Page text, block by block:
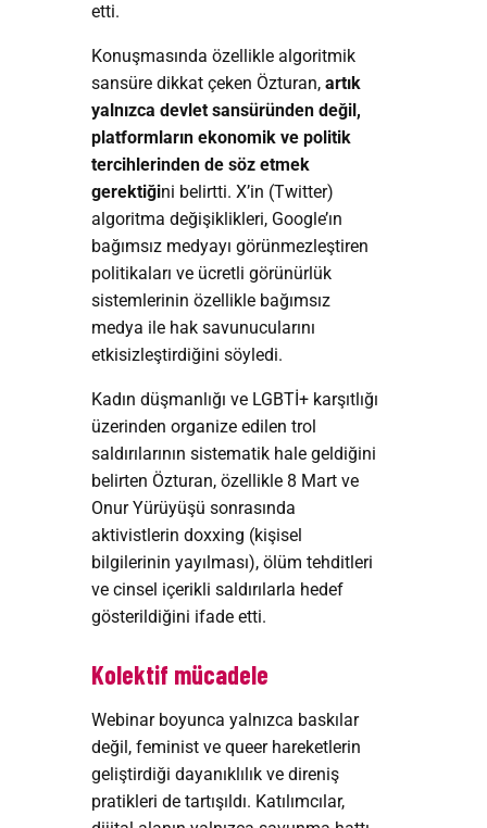
etti.
Konuşmasında özellikle algoritmik
sansüre dikkat çeken Özturan, artık
yalnızca devlet sansüründen değil,
platformların ekonomik ve politik
tercihlerinden de söz etmek
gerektiğini belirtti. X’in (Twitter)
algoritma değişiklikleri, Google’ın
bağımsız medyayı görünmezleştiren
politikaları ve ücretli görünürlük
sistemlerinin özellikle bağımsız
medya ile hak savunucularını
etkisizleştirdiğini söyledi.
Kadın düşmanlığı ve LGBTİ+ karşıtlığı
üzerinden organize edilen trol
saldırılarının sistematik hale geldiğini
belirten Özturan, özellikle 8 Mart ve
Onur Yürüyüşü sonrasında
aktivistlerin doxxing (kişisel
bilgilerinin yayılması), ölüm tehditleri
ve cinsel içerikli saldırılarla hedef
gösterildiğini ifade etti.
Kolektif mücadele
Webinar boyunca yalnızca baskılar
değil, feminist ve queer hareketlerin
geliştirdiği dayanıklılık ve direniş
pratikleri de tartışıldı. Katılımcılar,